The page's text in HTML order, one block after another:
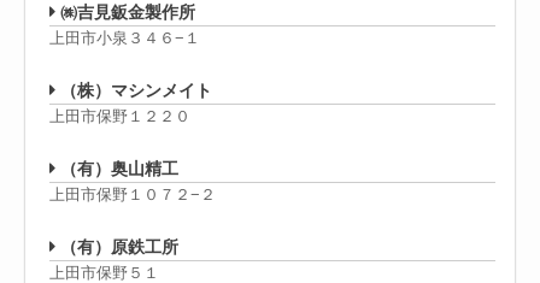
㈱吉見鈑金製作所
上田市小泉３４６−１
（株）マシンメイト
上田市保野１２２０
（有）奥山精工
上田市保野１０７２−２
（有）原鉄工所
上田市保野５１